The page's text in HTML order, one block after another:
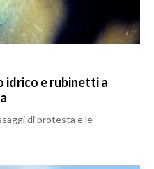
idrico e rubinetti a
di protesta e le